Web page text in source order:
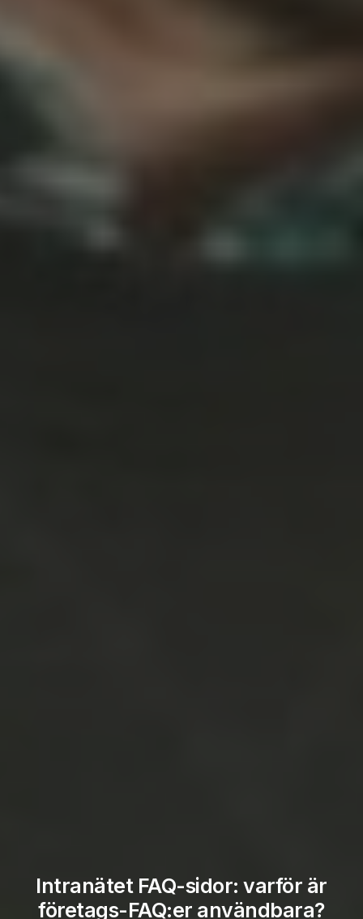
Intranätet FAQ-sidor: varför är
företags-FAQ:er användbara?